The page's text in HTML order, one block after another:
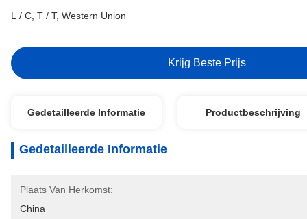
L / C, T / T, Western Union
Krijg Beste Prijs
Gedetailleerde Informatie Productbeschrijving
Gedetailleerde Informatie
Plaats Van Herkomst:
China